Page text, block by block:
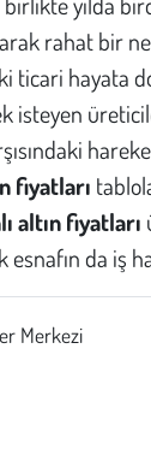
rahat bir
ticari hayata
isteyen
fiyatları
altın fiyatları
esnafın da iş
Merkezi